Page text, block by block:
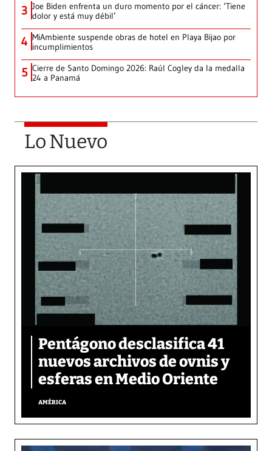
3 Joe Biden enfrenta un duro momento por el cáncer: ‘Tiene
dolor y está muy débil’
4 MiAmbiente suspende obras de hotel en Playa Bijao por
incumplimientos
5 Cierre de Santo Domingo 2026: Raúl Cogley da la medalla
24 a Panamá
Lo Nuevo
Pentágono desclasifica 41
nuevos archivos de ovnis y
esferas en Medio Oriente
AMÉRICA